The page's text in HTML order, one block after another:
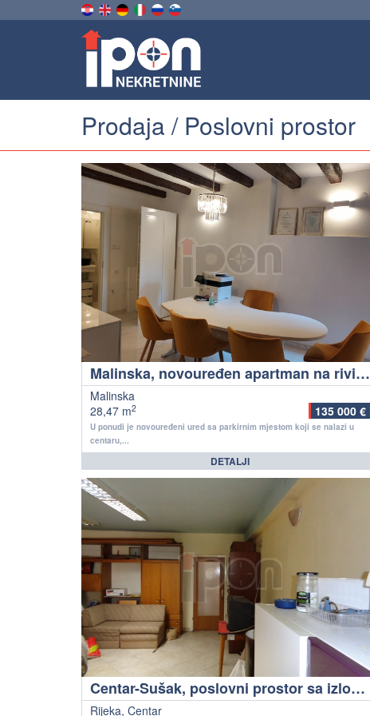
Prodaja / Poslovni prostor
Malinska, novouređen apartman na rivi u centru
Malinska
28,47 m2 135 000 €
U ponudi je novouređeni ured sa parkirnim mjestom koji se nalazi u
centaru,...
DETALJI
Centar-Sušak, poslovni prostor sa izlogom i vlastitim parkingom!
Rijeka, Centar